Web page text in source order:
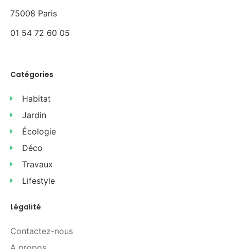
75008 Paris
01 54 72 60 05
Catégories
Habitat
Jardin
Écologie
Déco
Travaux
Lifestyle
Légalité
Contactez-nous